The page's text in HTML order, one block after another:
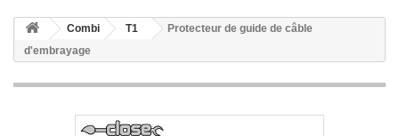
Combi T1
Protecteur de guide de câble
d'embrayage